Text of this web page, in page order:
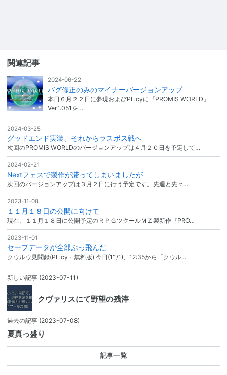
関連記事
2024-06-22
バグ修正のみのマイナーバージョンアップ
本日６月２２日に夢現およびPLicyに『PROMIS WORLD』
Ver1.051を…
2024-03-25
グッドエンド実装、それからラスボス戦へ
次回のPROMIS WORLDのバージョンアップは４月２０日を予定して…
2024-02-21
Nextフェスで製作が滞ってしまいましたが
次回のバージョンアップは３月２日に行う予定です。先週と先々…
2023-11-08
１１月１８日の公開に向けて
現在、１１月１８日に公開予定のＲＰＧツクールＭＺ製新作『PRO…
2023-11-01
セーブデータが全部ぶっ飛んだ
クウルウ見聞録(PLicy・無料版) 今日(11/1)、12:35から「クウル…
新しい記事 (2023-07-11)
クヴァリスにて野望の残滓
過去の記事 (2023-07-08)
夏真っ盛り
記事一覧